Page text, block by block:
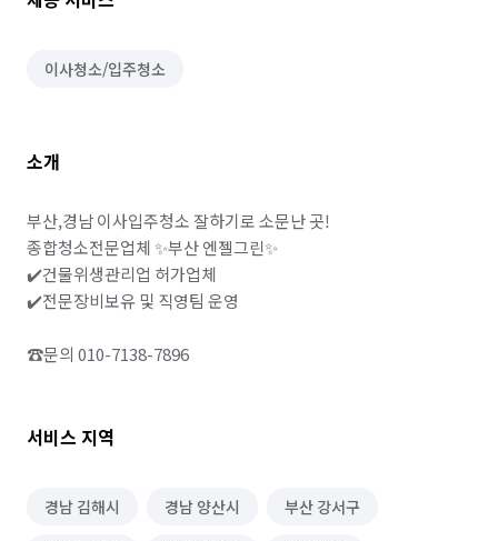
이사청소/입주청소
소개
부산,경남 이사입주청소 잘하기로 소문난 곳!
종합청소전문업체 ✨️부산 엔젤그린✨️
✔️건물위생관리업 허가업체
✔️전문장비보유 및 직영팀 운영
☎️문의 010-7138-7896
서비스 지역
경남 김해시 경남 양산시 부산 강서구